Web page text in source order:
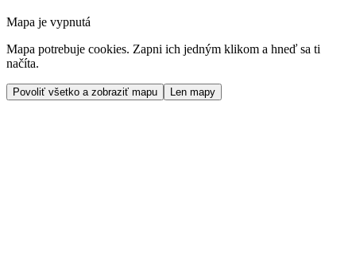
Mapa je vypnutá
Mapa potrebuje cookies. Zapni ich jedným klikom a hneď sa ti
načíta.
Povoliť všetko a zobraziť mapu Len mapy